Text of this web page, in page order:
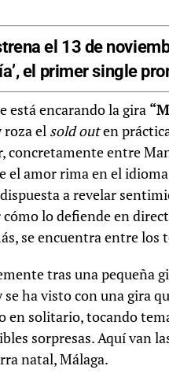
el 13 de
el primer single
está encarando la gira
roza el sold outen
concretamente entre
el amor rima en el
a revelar
lo defiende en
se encuentra entre
tras una pequeña
ha visto con una gira
en solitario, tocando
sorpresas. Aquí van
natal, Málaga.